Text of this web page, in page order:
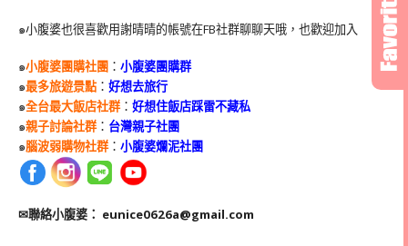
๑小腹婆也很喜歡用謝晴晴的帳號在FB社群聊聊天哦，也歡迎加入
๑小腹婆團購社團 ： 小腹婆團購群
๑最多旅遊景點： 好想去旅行
๑全台最大飯店社群： 好想住飯店踩雷不藏私
๑親子討論社群： 台灣親子社團
๑腦波弱購物社群： 小腹婆爛泥社團
✉聯絡小腹婆： eunice0626a@gmail.com